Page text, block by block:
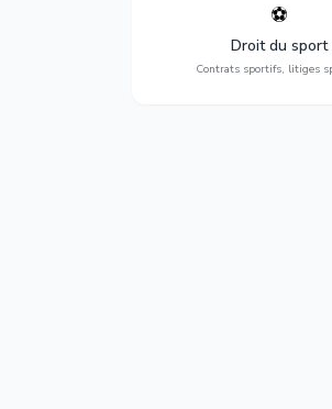
⚽
Droit du sport
Contrats sportifs, litiges
Expertise en droit sportif :
sportifs, transferts,
contentieux.